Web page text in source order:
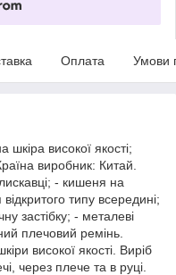
Оплата Умови
високої якості;
виробник: Китай.
- кишеня на
типу всередині;
застібку; - металеві
плечовий ремінь.
високої якості. Виріб
через плече та в руці.